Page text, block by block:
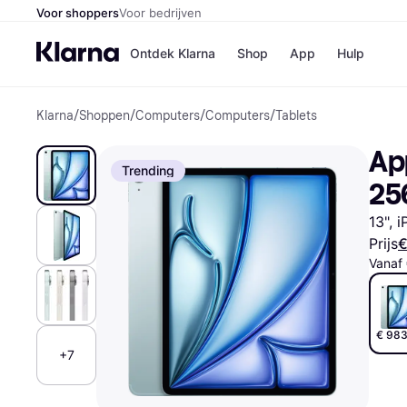
Voor shoppersVoor bedrijven
Ontdek Klarna Shop
Bol
H&M
App Hulp
Klarna/Shoppen/Computers/Computers/Tablets
Trending
+7
13",
Prijs
Vanaf
€